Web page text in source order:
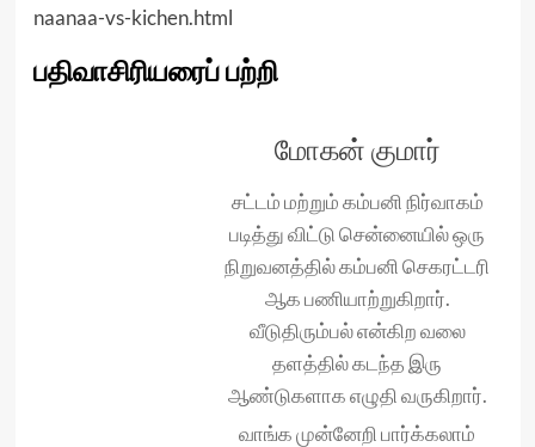
naanaa-vs-kichen.html
பதிவாசிரியரைப் பற்றி
மோகன் குமார்
சட்டம் மற்றும் கம்பனி நிர்வாகம்
படித்து விட்டு சென்னையில் ஒரு
நிறுவனத்தில் கம்பனி செகரட்டரி
ஆக பணியாற்றுகிறார்.
வீடுதிரும்பல் என்கிற வலை
தளத்தில் கடந்த இரு
ஆண்டுகளாக எழுதி வருகிறார்.
வாங்க முன்னேறி பார்க்கலாம்